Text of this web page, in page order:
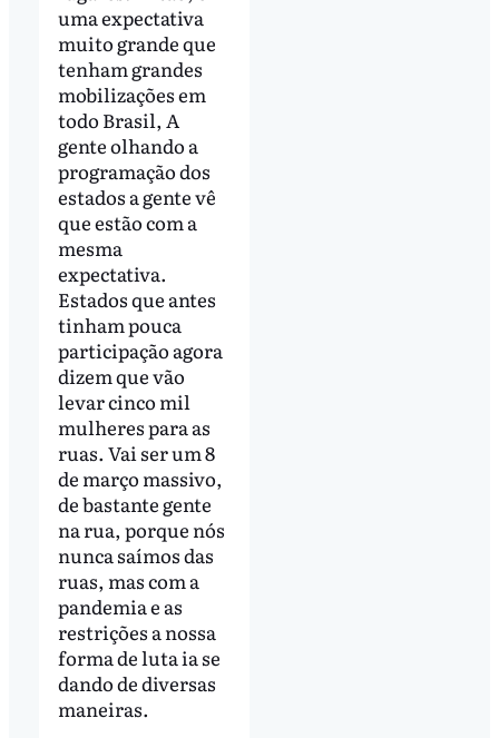
uma expectativa
muito grande que
tenham grandes
mobilizações em
todo Brasil, A
gente olhando a
programação dos
estados a gente vê
que estão com a
mesma
expectativa.
Estados que antes
tinham pouca
participação agora
dizem que vão
levar cinco mil
mulheres para as
ruas. Vai ser um 8
de março massivo,
de bastante gente
na rua, porque nós
nunca saímos das
ruas, mas com a
pandemia e as
restrições a nossa
forma de luta ia se
dando de diversas
maneiras.